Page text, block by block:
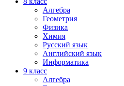
Алгебра
Геометрия
Физика
Химия
Русский язык
Английский язык
Информатика
9 класс
Алгебра